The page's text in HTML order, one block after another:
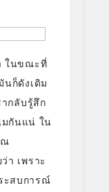
ในขณะที่
นก็ดังเดิม
กลับรู้สึก
กันแน่ ใน
ณ
า เพราะ
ะสบการณ์